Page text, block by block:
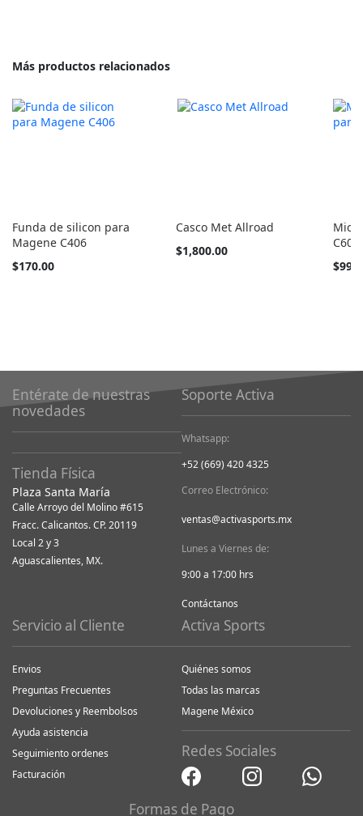
Más productos relacionados
Funda de silicon para
Magene C406
$170.00
Casco Met Allroad
Tan
$1,800.00
Mica
C606
Entérate de nuestras
novedades
Tienda Física
Plaza Santa María
Calle Arroyo del Molino #615
Fracc. Calicantos. CP. 20119
Local 2 y 3
Aguascalientes, MX.
Soporte Activa
Whatsapp:
+52 (669) 420 4325
Correo Electrónico:
ventas@activasports.mx
Lunes a Viernes de:
9:00 a 17:00 hrs
Contáctanos
Servicio al Cliente
Envios
Preguntas Frecuentes
Devoluciones y Reembolsos
Ayuda asistencia
Seguimiento ordenes
Facturación
Activa Sports
Quiénes somos
Todas las marcas
Magene México
Redes Sociales
Formas de Pago